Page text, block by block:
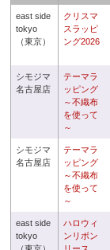
east side
tokyo
（東京）
クリスマ
スラッピ
ング2026
シモジマ
名古屋店
テーマラ
ッピング
～不織布
を使って
～
シモジマ
名古屋店
テーマラ
ッピング
～不織布
を使って
～
east side
tokyo
ハロウィ
ンリボン